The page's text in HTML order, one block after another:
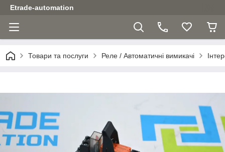
Etrade-automation
Товари та послуги Реле / Автоматичні вимикачі